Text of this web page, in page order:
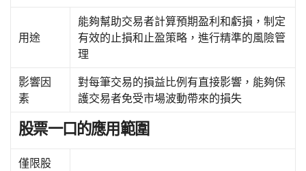
用途
能夠幫助交易者計算預期盈利和虧損，制定
有效的止損和止盈策略，進行精準的風險管
理
影響因
素
對每筆交易的損益比例有直接影響，能夠保
護交易者免受市場波動帶來的損失
股票一口的應用範圍
僅限股